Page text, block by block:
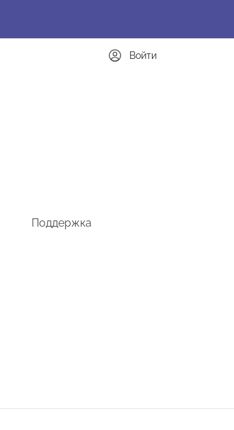
Поддержка
Войти